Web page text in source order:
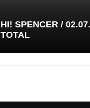
HI! SPENCER /
TOTAL